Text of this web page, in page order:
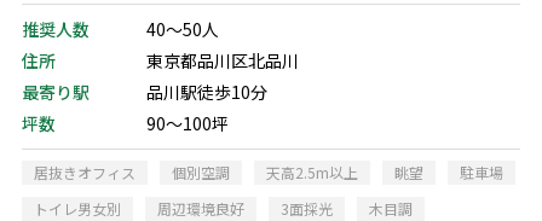
推奨人数
40～50人
住所
東京都品川区北品川
最寄り駅
品川駅徒歩10分
坪数
90～100坪
居抜きオフィス 個別空調 天高2.5m以上 眺望
駐車場
トイレ男女別
周辺環境良好 3面採光
木目調